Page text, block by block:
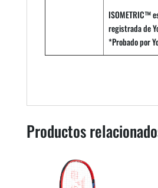
ISOMETRIC™
registrada de
*Probado por
Productos